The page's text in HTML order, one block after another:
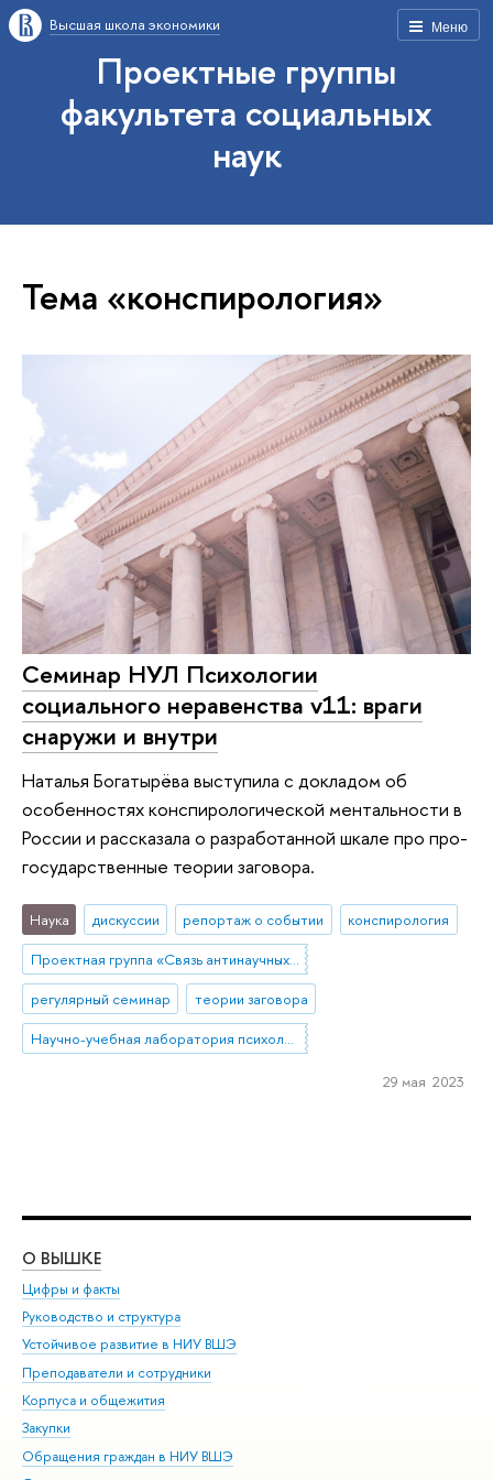
Меню
Высшая школа экономики
Проектные группы
факультета социальных
наук
Тема «конспирология»
Cеминар НУЛ Психологии
социального неравенства v11: враги
снаружи и внутри
Наталья Богатырёва выступила с докладом об
особенностях конспирологической ментальности в
России и рассказала о разработанной шкале про про-
государственные теории заговора.
Наука дискуссии репортаж о событии
конспирология
Проектная группа «Связь антинаучных и конспирологических верований с благополучием и заботой о здоровье у россиян»
регулярный семинар
теории заговора
Научно-учебная лаборатория психологии социального неравенства
29 мая 2023
О ВЫШКЕ
Цифры и факты
Руководство и структура
Устойчивое развитие в НИУ ВШЭ
Преподаватели и сотрудники
Корпуса и общежития
Закупки
Обращения граждан в НИУ ВШЭ